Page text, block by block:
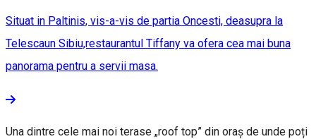
Situat in Paltinis, vis-a-vis de partia Oncesti, deasupra la
Telescaun Sibiu,restaurantul Tiffany va ofera cea mai buna
panorama pentru a servii masa.
Una dintre cele mai noi terase „roof top” din oraș de unde poți